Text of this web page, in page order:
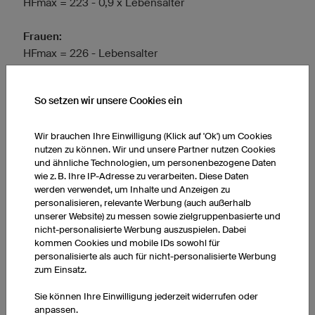
Frauen:
HFmax = 226 - Lebensalter
Herzfrequenz nur durch eineprofessionelle
Ob Sie in denPausenlieberlaufenodertraben,
müssen Sie für sich selbst herausfinden. Die
Meinungen von Experten sind in der Hinsicht
gespalten. Für Anfänger kann es aber einfacher sein,
den Puls im Laufen zu normalisieren.
Anzeige
So setzen wir unsere Cookies ein
Wir brauchen Ihre Einwilligung (Klick auf 'Ok') um Cookies
nutzen zu können. Wir und unsere Partner nutzen Cookies
und ähnliche Technologien, um personenbezogene Daten
wie z. B. Ihre IP-Adresse zu verarbeiten. Diese Daten
werden verwendet, um Inhalte und Anzeigen zu
personalisieren, relevante Werbung (auch außerhalb
unserer Website) zu messen sowie zielgruppenbasierte und
nicht-personalisierte Werbung auszuspielen. Dabei
kommen Cookies und mobile IDs sowohl für
personalisierte als auch für nicht-personalisierte Werbung
zum Einsatz.
Sie können Ihre Einwilligung jederzeit widerrufen oder
anpassen.